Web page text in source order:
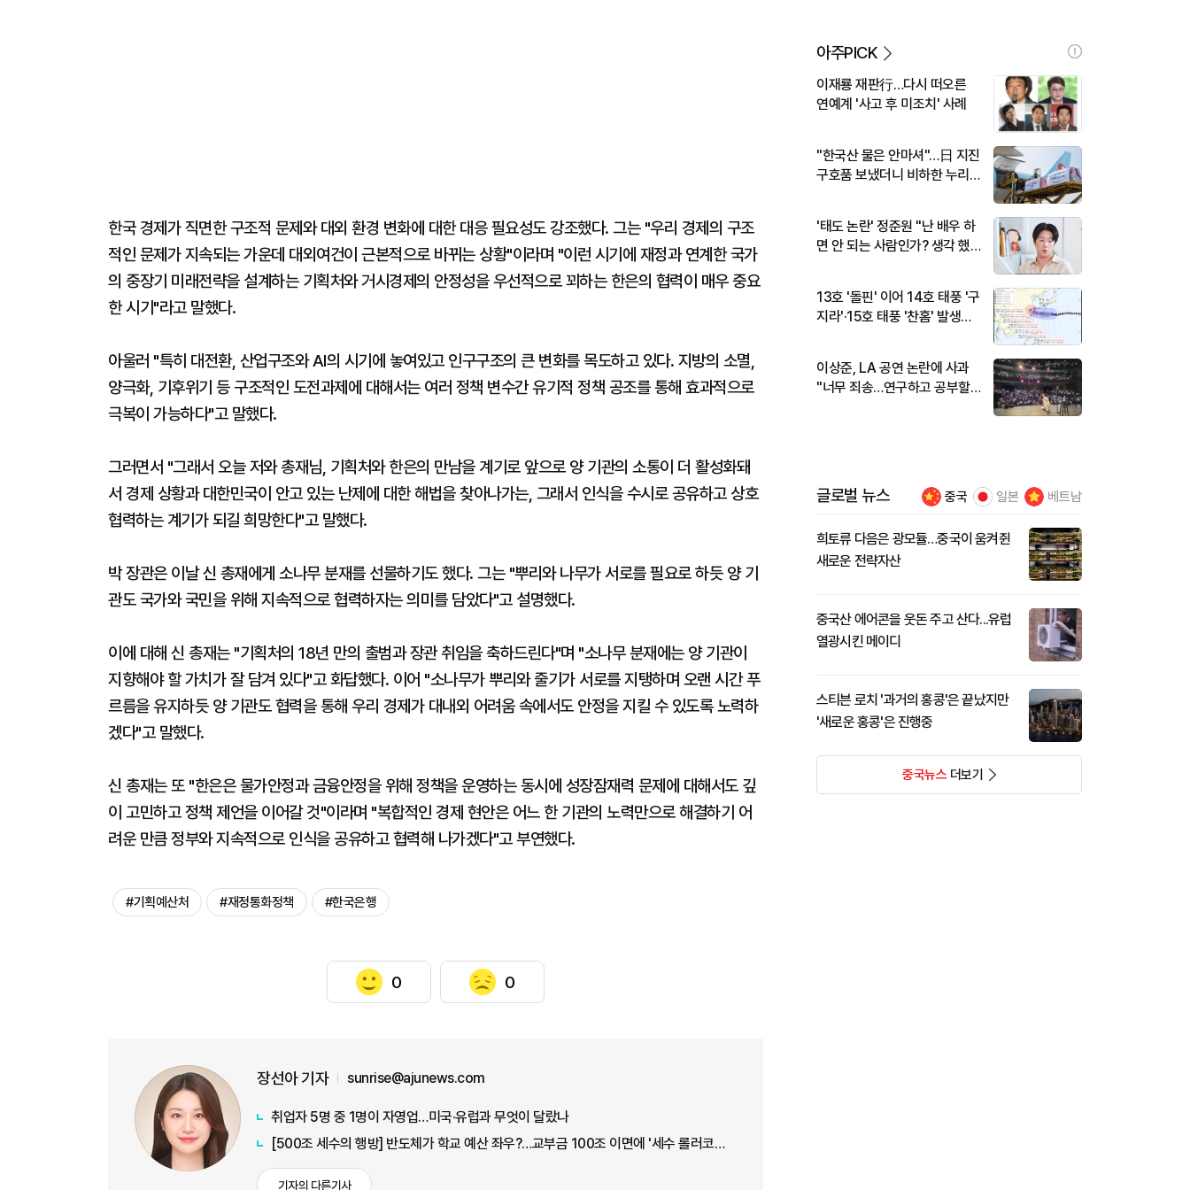
한국 경제가 직면한 구조적 문제와 대외 환경 변화에 대한 대응 필요성도 강조했다. 그는 "우리 경제의 구조
적인 문제가 지속되는 가운데 대외여건이 근본적으로 바뀌는 상황"이라며 "이런 시기에 재정과 연계한 국가
의 중장기 미래전략을 설계하는 기획처와 거시경제의 안정성을 우선적으로 꾀하는 한은의 협력이 매우 중요
한 시기"라고 말했다.
아울러 "특히 대전환, 산업구조와 AI의 시기에 놓여있고 인구구조의 큰 변화를 목도하고 있다. 지방의 소멸,
양극화, 기후위기 등 구조적인 도전과제에 대해서는 여러 정책 변수간 유기적 정책 공조를 통해 효과적으로
극복이 가능하다"고 말했다.
그러면서 "그래서 오늘 저와 총재님, 기획처와 한은의 만남을 계기로 앞으로 양 기관의 소통이 더 활성화돼
서 경제 상황과 대한민국이 안고 있는 난제에 대한 해법을 찾아나가는, 그래서 인식을 수시로 공유하고 상호
협력하는 계기가 되길 희망한다"고 말했다.
박 장관은 이날 신 총재에게 소나무 분재를 선물하기도 했다. 그는 "뿌리와 나무가 서로를 필요로 하듯 양 기
관도 국가와 국민을 위해 지속적으로 협력하자는 의미를 담았다"고 설명했다.
이에 대해 신 총재는 "기획처의 18년 만의 출범과 장관 취임을 축하드린다"며 "소나무 분재에는 양 기관이
지향해야 할 가치가 잘 담겨 있다"고 화답했다. 이어 "소나무가 뿌리와 줄기가 서로를 지탱하며 오랜 시간 푸
르름을 유지하듯 양 기관도 협력을 통해 우리 경제가 대내외 어려움 속에서도 안정을 지킬 수 있도록 노력하
겠다"고 말했다.
신 총재는 또 "한은은 물가안정과 금융안정을 위해 정책을 운영하는 동시에 성장잠재력 문제에 대해서도 깊
이 고민하고 정책 제언을 이어갈 것"이라며 "복합적인 경제 현안은 어느 한 기관의 노력만으로 해결하기 어
려운 만큼 정부와 지속적으로 인식을 공유하고 협력해 나가겠다"고 부연했다.
#기획예산처 #재정통화정책 #한국은행
0 0
장선아 기자 sunrise@ajunews.com
취업자 5명 중 1명이 자영업…미국·유럽과 무엇이 달랐나
[500조 세수의 행방] 반도체가 학교 예산 좌우?…교부금 100조 이면에 '세수 롤러코스터'
기자의 다른기사
아주PICK
이재룡 재판行…다시 떠오른
연예계 '사고 후 미조치' 사례
"한국산 물은 안마셔"…日 지진
구호품 보냈더니 비하한 누리
'태도 논란' 정준원 "난 배우 하
면 안 되는 사람인가? 생각 했
13호 '돌핀' 이어 14호 태풍 '구
지라'·15호 태풍 '찬홈' 발생…
이상준, LA 공연 논란에 사과
"너무 죄송…연구하고 공부할
글로벌 뉴스 중국 일본 베트남
희토류 다음은 광모듈…중국이 움켜쥔
새로운 전략자산
중국산 에어콘을 웃돈 주고 산다...유럽
열광시킨 메이디
스티븐 로치 '과거의 홍콩'은 끝났지만
'새로운 홍콩'은 진행중
중국뉴스더보기